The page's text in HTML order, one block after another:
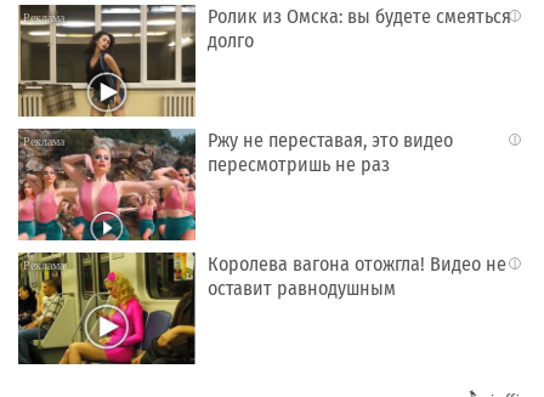
i
Ролик из Омска: вы будете смеяться
долго
i
Ржу не переставая, это видео
пересмотришь не раз
i
Королева вагона отожгла! Видео не
оставит равнодушным